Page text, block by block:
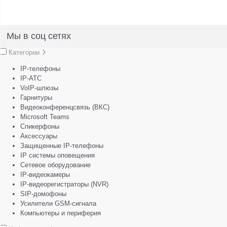
Мы в соц сетях
Категории
IP-телефоны
IP-АТС
VoIP-шлюзы
Гарнитуры
Видеоконференцсвязь (ВКС)
Microsoft Teams
Спикерфоны
Аксессуары
Защищенные IP-телефоны
IP системы оповещения
Сетевое оборудование
IP-видеокамеры
IP-видеорегистраторы (NVR)
SIP-домофоны
Усилители GSM-сигнала
Компьютеры и периферия